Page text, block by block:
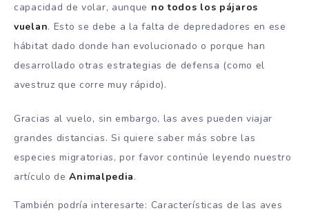
capacidad de volar, aunque no todos los pájaros
vuelan. Esto se debe a la falta de depredadores en ese
hábitat dado donde han evolucionado o porque han
desarrollado otras estrategias de defensa (como el
avestruz que corre muy rápido).
Gracias al vuelo, sin embargo, las aves pueden viajar
grandes distancias. Si quiere saber más sobre las
especies migratorias, por favor continúe leyendo nuestro
artículo deAnimalpedia.
También podría interesarte: Características de las aves